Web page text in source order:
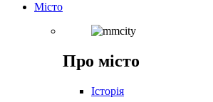
Місто
Про місто
Історія